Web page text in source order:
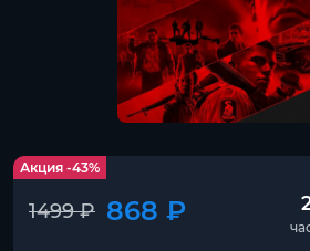
Акция -43%
1499 ₽ 868 ₽